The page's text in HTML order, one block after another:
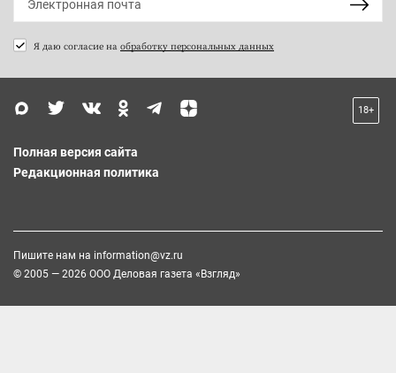
Я даю согласие на обработку персональных данных
18+
Полная версия сайта
Редакционная политика
Пишите нам на information@vz.ru
© 2005 — 2026 ООО Деловая газета «Взгляд»